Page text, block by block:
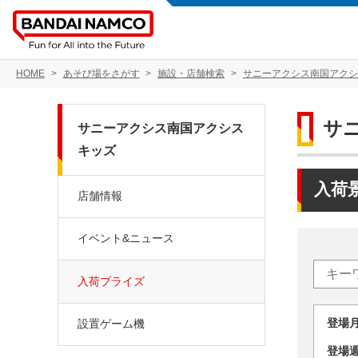
HOME あそび場をさがす 施設・店舗検索 サニーアクシス南国アク
サ
入荷
登
登
サニーアクシス南国アクシス
キッズ
店舗情報
イベント&ニュース
入荷プライズ
設置ゲーム機